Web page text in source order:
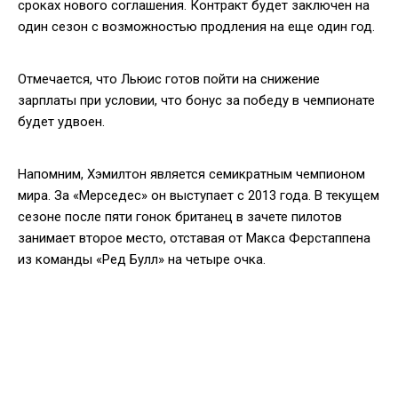
сроках нового соглашения. Контракт будет заключен на
один сезон с возможностью продления на еще один год.
Отмечается, что Льюис готов пойти на снижение
зарплаты при условии, что бонус за победу в чемпионате
будет удвоен.
Напомним, Хэмилтон является семикратным чемпионом
мира. За «Мерседес» он выступает с 2013 года. В текущем
сезоне после пяти гонок британец в зачете пилотов
занимает второе место, отставая от Макса Ферстаппена
из команды «Ред Булл» на четыре очка.